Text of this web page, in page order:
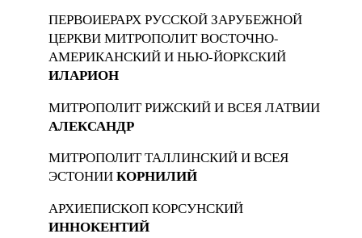
ПЕРВОИЕРАРХ РУССКОЙ ЗАРУБЕЖНОЙ
ЦЕРКВИ МИТРОПОЛИТ ВОСТОЧНО-
АМЕРИКАНСКИЙ И НЬЮ-ЙОРКСКИЙ
ИЛАРИОН
МИТРОПОЛИТ РИЖСКИЙ И ВСЕЯ ЛАТВИИ
АЛЕКСАНДР
МИТРОПОЛИТ ТАЛЛИНСКИЙ И ВСЕЯ
ЭСТОНИИКОРНИЛИЙ
АРХИЕПИСКОП КОРСУНСКИЙ
ИННОКЕНТИЙ